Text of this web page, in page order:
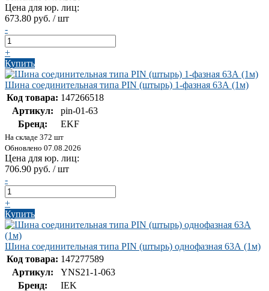
Цена для юр. лиц:
673.80 руб. / шт
-
+
Купить
Шина соединительная типа PIN (штырь) 1-фазная 63А (1м)
Код товара: 147266518
Артикул:
pin-01-63
Бренд:
EKF
На складе 372 шт
Обновлено 07.08.2026
Цена для юр. лиц:
706.90 руб. / шт
-
+
Купить
Шина соединительная типа PIN (штырь) однофазная 63А (1м)
Код товара: 147277589
Артикул:
YNS21-1-063
Бренд:
IEK